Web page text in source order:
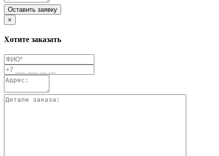
Оставить заявку
×
Хотите заказать